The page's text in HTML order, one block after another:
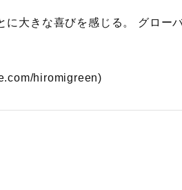
大きな喜びを感じる。 グロー
hiromigreen)